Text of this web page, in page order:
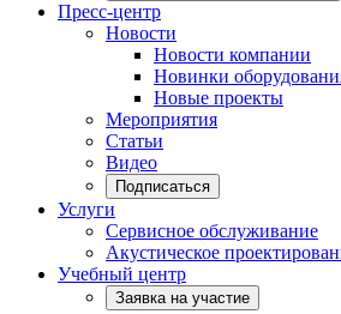
Пресс-центр
Новости
Новости компании
Новинки
Новые проекты
Мероприятия
Статьи
Видео
Подписаться
Услуги
Сервисное обслуживание
Акустическое
Учебный центр
Заявка на участие